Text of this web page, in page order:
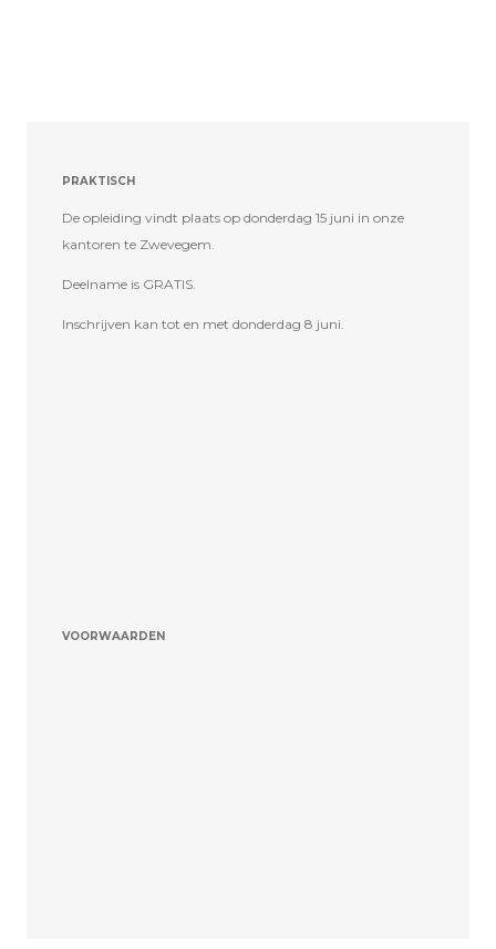
PRAKTISCH
De opleiding vindt plaats op donderdag 15 juni in onze
kantoren te Zwevegem.
Deelname is GRATIS.
Inschrijven kan tot en met donderdag 8 juni.
VOORWAARDEN